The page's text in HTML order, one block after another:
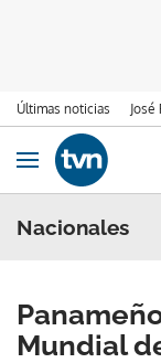
Últimas noticias José
Ir al contenido
Obrir navegació
Nacionales
Mundial